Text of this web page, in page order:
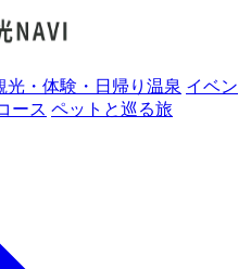
光・体験・日帰り温泉 イベン
ース ペットと巡る旅